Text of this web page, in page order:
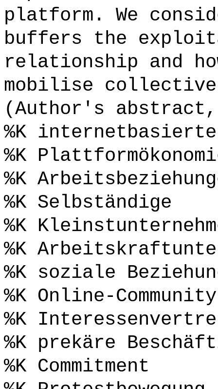
platform. We
buffers the
relationship and
mobilise
(Author's
%K
%K
%K
%K Selbständige
%K
%K
%K soziale
%K Online-Community
%K
%K prekäre
%K Commitment